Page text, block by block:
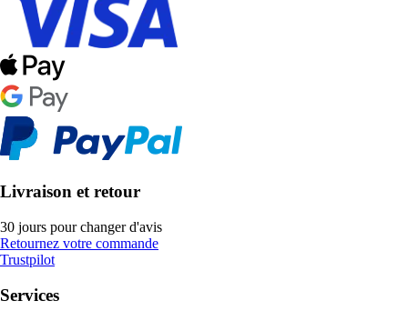
Livraison et retour
30 jours pour changer d'avis
Retournez votre commande
Trustpilot
Services